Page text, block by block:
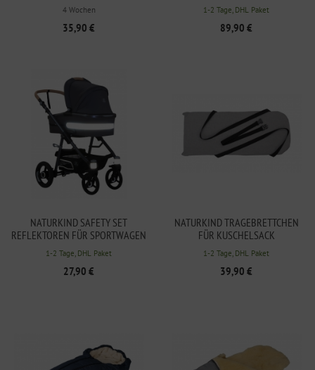
4 Wochen
35,90 €
1-2 Tage, DHL Paket
89,90 €
NATURKIND SAFETY SET
REFLEKTOREN FÜR SPORTWAGEN
UND BABYKORB
1-2 Tage, DHL Paket
27,90 €
NATURKIND TRAGEBRETTCHEN
FÜR KUSCHELSACK
SIEBENSCHLÄFER
1-2 Tage, DHL Paket
39,90 €